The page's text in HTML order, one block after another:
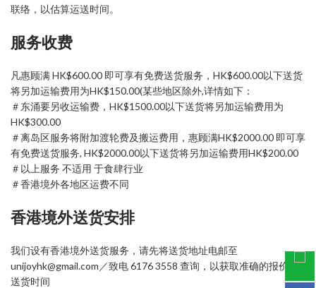
联络，以估算运送时间。
服务收费
凡惠顾满 HK$600.00 即可享有免费送货服务，HK$600.00以下送货
将另加运输费用为HK$150.00(某些地区除外,详情如下：
＃东涌要另收运输费，HK$1500.00以下送货将另加运输费用为
HK$300.00
＃离岛区服务将附加渡轮费及搬运费用，惠顾满HK$2000.00 即可享
有免费送货服务, HK$2000.00以下送货将另加运输费用HK$200.00
＃以上服务 不适用 于食肆行业
＃香港境外各地区运费不同
香港境外送货安排
我们设有香港境外送货服务，请先将送货地址电邮至
unijoyhk@gmail.com／致电 6176 3558 查询，以获取准确的报价和
送货时间